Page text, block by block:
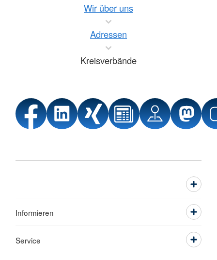
Wir über uns
Adressen
Kreisverbände
Informieren
Service